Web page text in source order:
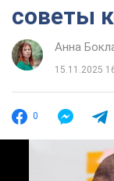
советы
Анна
15.11.2025
0